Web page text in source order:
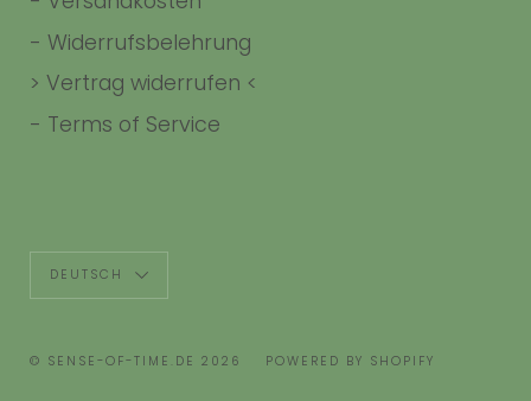
- Widerrufsbelehrung
> Vertrag widerrufen <
- Terms of Service
Sprache
DEUTSCH
© SENSE-OF-TIME.DE 2026 POWERED BY SHOPIFY